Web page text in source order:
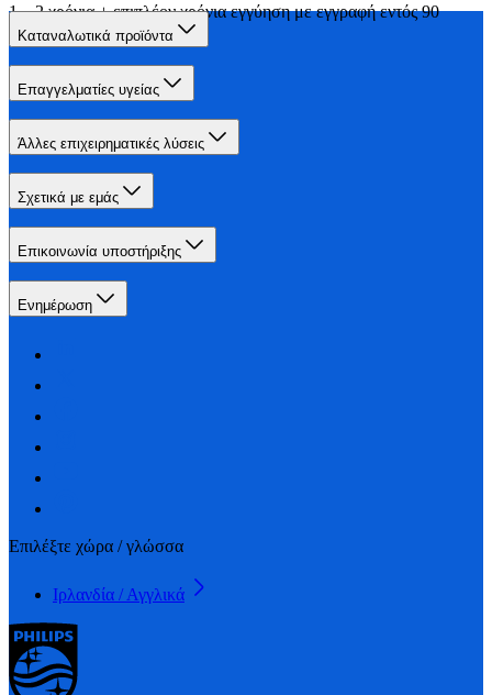
2 χρόνια + επιπλέον χρόνια εγγύηση με εγγραφή εντός 90
ημερών στο Philips.com
Καταναλωτικά προϊόντα
Επαγγελματίες υγείας
Άλλες επιχειρηματικές λύσεις
Σχετικά με εμάς
Επικοινωνία υποστήριξης
Ενημέρωση
Επιλέξτε χώρα / γλώσσα
Ιρλανδία / Αγγλικά